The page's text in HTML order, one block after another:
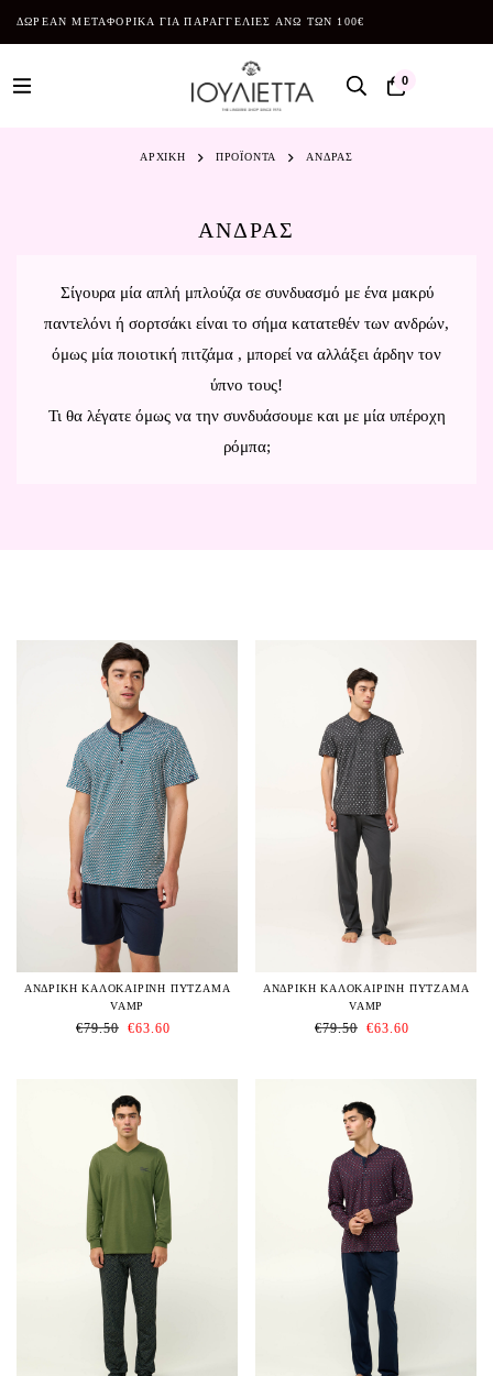
ΔΩΡΕΑΝ ΜΕΤΑΦΟΡΙΚΑ ΓΙΑ ΠΑΡΑΓΓΕΛΙΕΣ ΑΝΩ ΤΩΝ 100€
0
ΑΡΧΙΚΗ ΠΡΟΪΌΝΤΑ ΑΝΔΡΑΣ
ΑΝΔΡΑΣ
Σίγουρα μία απλή μπλούζα σε συνδυασμό με ένα μακρύ
παντελόνι ή σορτσάκι είναι το σήμα κατατεθέν των ανδρών,
όμως μία ποιοτική πιτζάμα , μπορεί να αλλάξει άρδην τον
ύπνο τους!
Τι θα λέγατε όμως να την συνδυάσουμε και με μία υπέροχη
ρόμπα;
ΑΝΔΡΙΚΗ ΚΑΛΟΚΑΙΡΙΝΗ ΠΥΤΖΑΜΑ
VAMP
€79.50 €63.60
ΑΝΔΡΙΚΗ ΚΑΛΟΚΑΙΡΙΝΗ ΠΥΤΖΑΜΑ
VAMP
€79.50 €63.60